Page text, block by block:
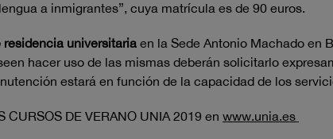
a inmigrantes”, cuya matrícula es de 90 euros.
residencia universitaria en la Sede Antonio Machado en
hacer uso de las mismas deberán solicitarlo
estará en función de la capacidad de los
CURSOS DE VERANO UNIA 2019 en www.unia.es